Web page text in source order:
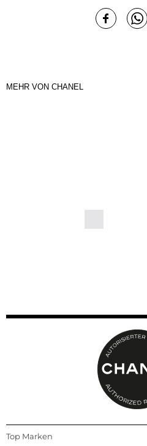
MEHR VON CHANEL
Top Marken